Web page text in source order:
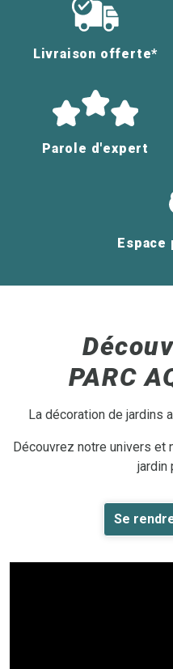
Livraison offerte*
Parole d'expert
Espace
PARC
La décoration de jardins
Découvrez notre univers et
jardin
Se